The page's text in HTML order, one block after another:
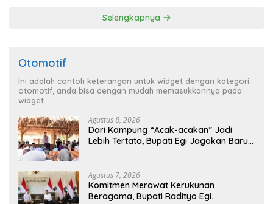
Selengkapnya
Otomotif
Ini adalah contoh keterangan untuk widget dengan kategori
otomotif, anda bisa dengan mudah memasukkannya pada
widget.
Agustus 8, 2026
Dari Kampung “Acak-acakan” Jadi
Lebih Tertata, Bupati Egi Jagokan Baru
Agustus 7, 2026
Komitmen Merawat Kerukunan
Beragama, Bupati Radityo Egi